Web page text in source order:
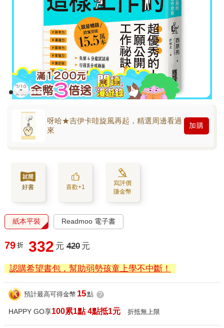
呀哈★吉伊卡哇旋風再起，精選周邊看過
來
加購
好書 喜歡+1
寫評價
賺金幣
紙本平裝 Readmoo 電子書
79 折 332 元 420 元
認購希望書包，幫助弱勢孩童上學不中斷！
預計最高可得金幣 15點 ?
HAPPY GO享100累1點 4點抵1元 折抵無上限